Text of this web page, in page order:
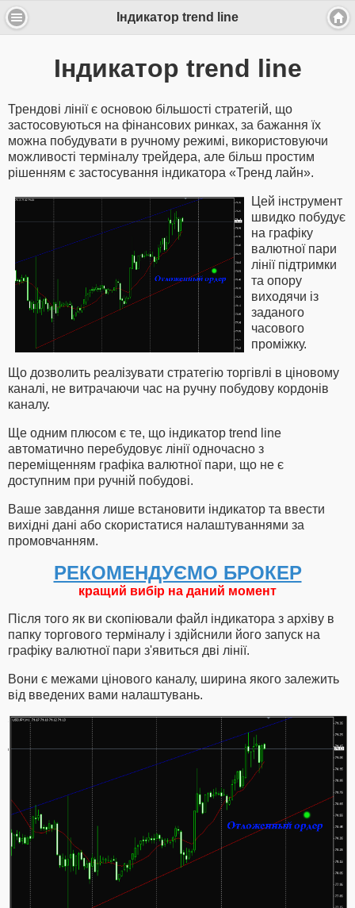
Індикатор trend line
Індикатор trend line
Трендові лінії є основою більшості стратегій, що
застосовуються на фінансових ринках, за бажання їх
можна побудувати в ручному режимі, використовуючи
можливості терміналу трейдера, але більш простим
рішенням є застосування індикатора «Тренд лайн».
Цей інструмент
швидко побудує
на графіку
валютної пари
лінії підтримки
та опору
виходячи із
заданого
часового
проміжку.
Що дозволить реалізувати стратегію торгівлі в ціновому
каналі, не витрачаючи час на ручну побудову кордонів
каналу.
Ще одним плюсом є те, що індикатор trend line
автоматично перебудовує лінії одночасно з
переміщенням графіка валютної пари, що не є
доступним при ручній побудові.
Ваше завдання лише встановити індикатор та ввести
вихідні дані або скористатися налаштуваннями за
промовчанням.
РЕКОМЕНДУЄМО БРОКЕР
кращий вибір на даний момент
Після того як ви скопіювали файл індикатора з архіву в
папку торгового терміналу і здійснили його запуск на
графіку валютної пари з'явиться дві лінії.
Вони є межами цінового каналу, ширина якого залежить
від введених вами налаштувань.